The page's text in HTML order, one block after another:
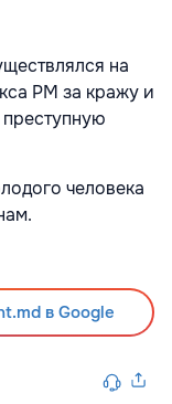
на
РМ за кражу и
человека
в Google